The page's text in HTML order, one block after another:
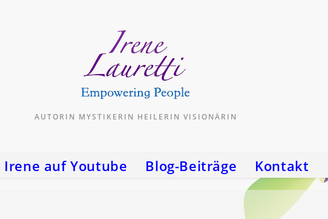
AUTORIN MYSTIKERIN HEILERIN VISIONÄRIN
Irene auf Youtube Blog-Beiträge Kontakt